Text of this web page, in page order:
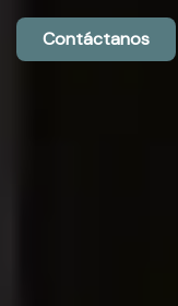
Contáctanos